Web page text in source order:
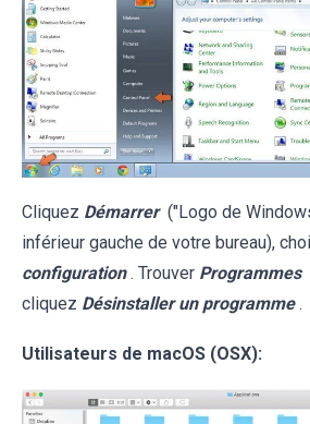
Cliquez Démarrer ("Logo de
inférieur gauche de votre bureau),
configuration . Trouver Programmes
cliquez Désinstaller un programme .
Utilisateurs de macOS (OSX):